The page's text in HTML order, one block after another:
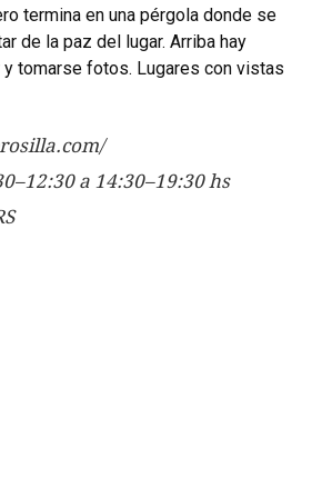
termina en una pérgola donde se
de la paz del lugar. Arriba hay
y tomarse fotos. Lugares con vistas
a 14:30–19:30 hs